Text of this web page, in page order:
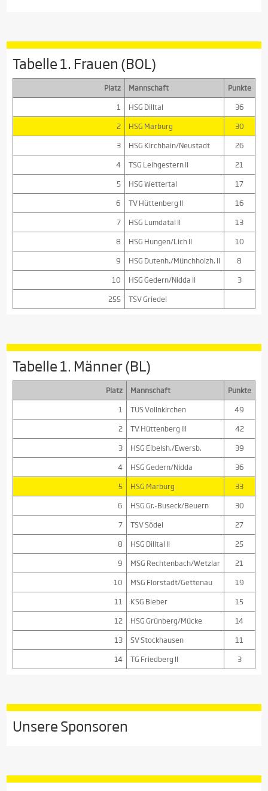
Tabelle 1. Frauen (BOL)
Platz Mannschaft
Punkte
1
HSG Dilltal
36
2
HSG Marburg
30
3
HSG Kirchhain/Neustadt
26
4
TSG Leihgestern II
21
5
HSG Wettertal
17
6
TV Hüttenberg II
16
7
HSG Lumdatal II
13
8
HSG Hungen/Lich II
10
9
HSG Dutenh./Münchholzh. II
8
10
HSG Gedern/Nidda II
3
255
TSV Griedel
Tabelle 1. Männer (BL)
Platz Mannschaft
Punkte
1
TUS Vollnkirchen
49
2
TV Hüttenberg III
42
3
HSG Eibelsh./Ewersb.
39
4
HSG Gedern/Nidda
36
5
HSG Marburg
33
6
HSG Gr.-Buseck/Beuern
30
7
TSV Södel
27
8
HSG Dilltal II
25
9
MSG Rechtenbach/Wetzlar
21
10
MSG Florstadt/Gettenau
19
11
KSG Bieber
15
12
HSG Grünberg/Mücke
14
13
SV Stockhausen
11
14
TG Friedberg II 3
Unsere Sponsoren